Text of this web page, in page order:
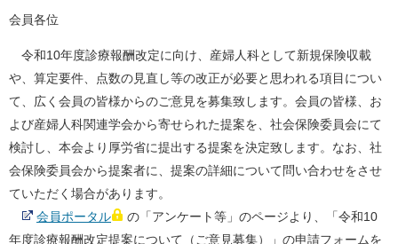
会員各位
令和10年度診療報酬改定に向け、産婦人科として新規保険収載
や、算定要件、点数の見直し等の改正が必要と思われる項目につい
て、広く会員の皆様からのご意見を募集致します。会員の皆様、お
よび産婦人科関連学会から寄せられた提案を、社会保険委員会にて
検討し、本会より厚労省に提出する提案を決定致します。なお、社
会保険委員会から提案者に、提案の詳細について問い合わせをさせ
ていただく場合があります。
会員ポータル
の「アンケート等」のページより、「令和10
年度診療報酬改定提案について（ご意見募集）」の申請フォームを